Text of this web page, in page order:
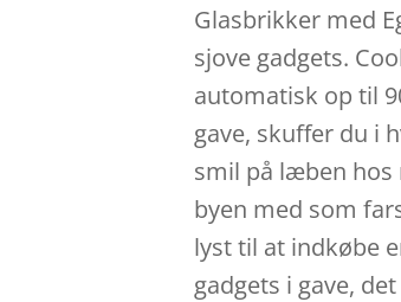
Glasbrikker med
sjove gadgets.
automatisk op til
gave, skuffer du i
smil på læben hos
byen med som
lyst til at indkøbe
gadgets i gave,